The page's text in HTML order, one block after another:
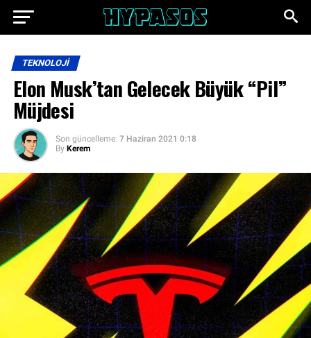
TEKNOLOJI
Elon Musk’tan Gelecek Büyük “Pil”
Müjdesi
Son güncelleme: 7 Haziran 2021 0:18
By Kerem